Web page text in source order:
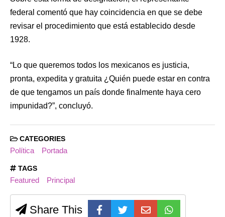
federal comentó que hay coincidencia en que se debe
revisar el procedimiento que está establecido desde
1928.
“Lo que queremos todos los mexicanos es justicia,
pronta, expedita y gratuita ¿Quién puede estar en contra
de que tengamos un país donde finalmente haya cero
impunidad?”, concluyó.
CATEGORIES
Política Portada
TAGS
Featured Principal
Share This